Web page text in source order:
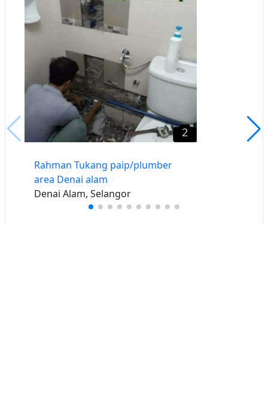
2
Rahman Tukang paip/plumber
area Denai alam
Denai Alam, Selangor